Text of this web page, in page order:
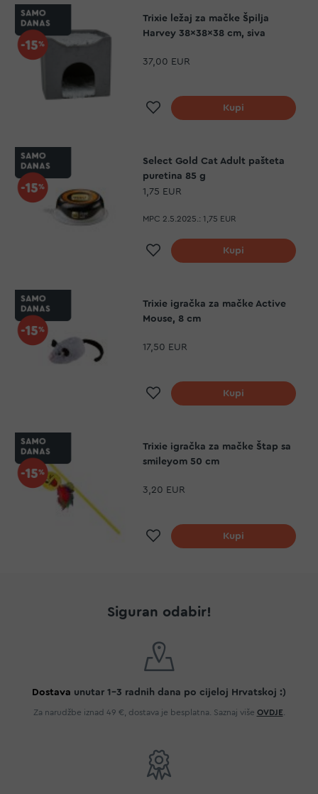
Trixie ležaj za mačke Špilja
Harvey 38x38x38 cm, siva
37,00 EUR
Dodaj na listu želja
Kupi
Select Gold Cat Adult pašteta
puretina 85 g
1,75 EUR
MPC 2.5.2025.: 1,75 EUR
Dodaj na listu želja
Kupi
Trixie igračka za mačke Active
Mouse, 8 cm
17,50 EUR
Dodaj na listu želja
Kupi
Trixie igračka za mačke Štap sa
smileyom 50 cm
3,20 EUR
Dodaj na listu želja
Kupi
Siguran odabir!
Dostava unutar 1-3 radnih dana po cijeloj Hrvatskoj :)
Za narudžbe iznad 49 €, dostava je besplatna. Saznaj više OVDJE